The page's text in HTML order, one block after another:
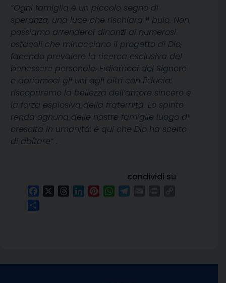
“Ogni famiglia è un piccolo segno di
speranza, una luce che rischiara il buio. Non
possiamo arrenderci dinanzi ai numerosi
ostacoli che minacciano il progetto di Dio,
facendo prevalere la ricerca esclusiva del
benessere personale. Fidiamoci del Signore
e apriamoci gli uni agli altri con fiducia:
riscopriremo la bellezza dell’amore sincero e
la forza esplosiva della fraternità. Lo spirito
renda ognuna delle nostre famiglie luogo di
crescita in umanità: è qui che Dio ha scelto
di abitare” .
condividi su
FacebookThreadsLinkedInPinterestWhatsApp